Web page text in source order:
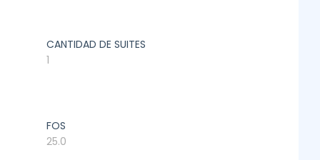
CANTIDAD DE SUITES
1
FOS
25.0